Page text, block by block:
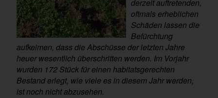
derzeit auftretenden,
oftmals erheblichen
Schäden lassen die
Befürchtung
aufkeimen, dass die Abschüsse der letzten Jahre
heuer wesentlich überschritten werden. Im Vorjahr
wurden 172 Stück für einen habitatsgerechten
Bestand erlegt, wie viele es in diesem Jahr werden,
ist noch nicht abzusehen.